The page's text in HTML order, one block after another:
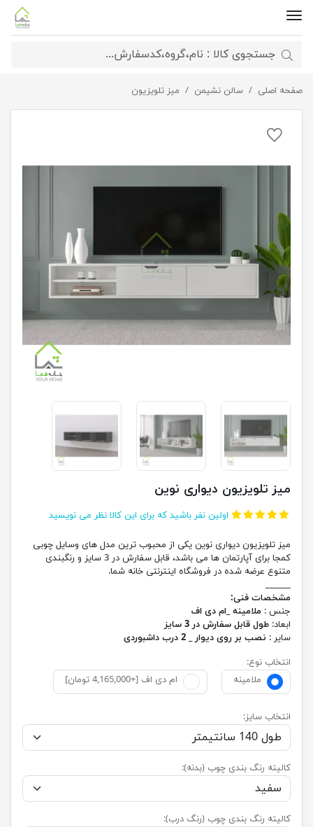
صفحه اصلی سالن نشیمن میز تلویزیون میز تلویزیون دیواری نوین
میز تلویزیون دیواری نوین
اولین نفر باشید که برای این کالا نظر می نویسید
میز تلویزیون دیواری نوین یکی از محبوب ترین مدل های وسایل چوبی
کمجا برای آپارتمان ها می باشد، قابل سفارش در 3 سایز و رنگبندی
متنوع عرضه شده در فروشگاه اینترنتی خانه شما.
______
مشخصات فنی:
جنس : ملامینه _ام دی اف
ابعاد: طول قابل سفارش در 3 سایز
سایر : نصب بر روی دیوار _ 2 درب داشبوردی
انتخاب نوع:
ملامینه
ام دی اف [+4,165,000 تومان]
انتخاب سایز:
کالیته رنگ بندی چوب (بدنه):
کالیته رنگ بندی چوب (رنگ درب):